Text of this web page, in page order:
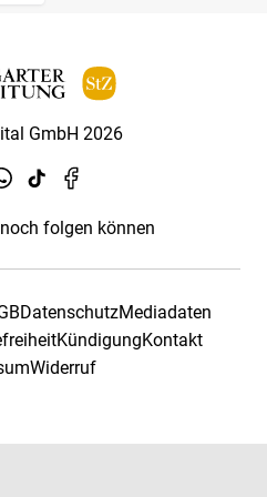
GmbH 2026
folgen können
DatenschutzMediadaten
KündigungKontakt
Widerruf